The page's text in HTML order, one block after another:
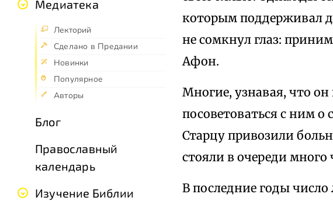
Медиатека
Лекторий
Сделано в Предании
Новинки
Популярное
Авторы
Блог
Православный
календарь
Изучение Библии
которым поддерживал
не сомкнул глаз:
Афон.
Многие, узнавая, что
посоветоваться с ним о
Старцу привозили
стояли в очереди много
В последние годы